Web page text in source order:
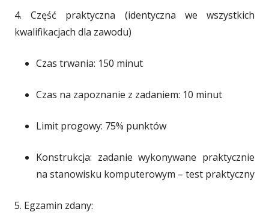
4. Część praktyczna (identyczna we wszystkich
kwalifikacjach dla zawodu)
Czas trwania: 150 minut
Czas na zapoznanie z zadaniem: 10 minut
Limit progowy: 75% punktów
Konstrukcja: zadanie wykonywane praktycznie
na stanowisku komputerowym – test praktyczny
5. Egzamin zdany: